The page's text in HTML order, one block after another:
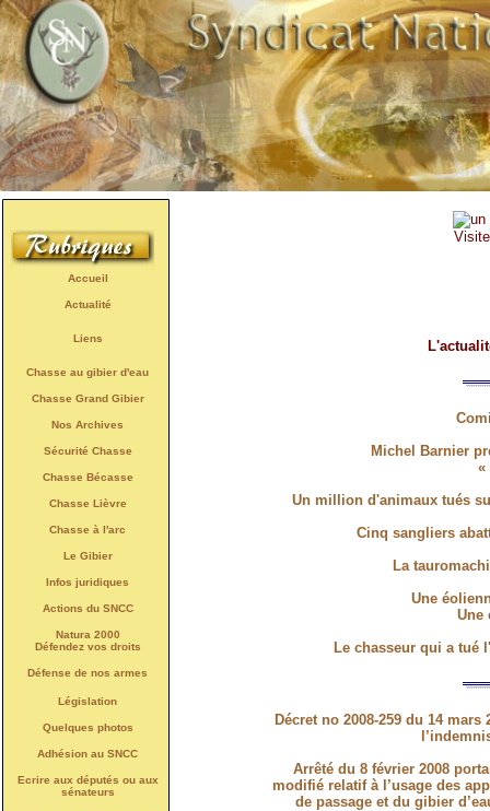
Accueil
Actualité
Liens
Chasse au gibier d'eau
Chasse Grand Gibier
Nos Archives
Sécurité Chasse
Chasse Bécasse
Chasse Lièvre
Chasse à l'arc
Le Gibier
Infos juridiques
Actions du SNCC
Natura 2000
Défendez vos droits
Défense de nos armes
Législation
Quelques photos
Adhésion au SNCC
Ecrire aux députés ou aux
sénateurs
Michel Barnier
«
Un million d'animaux tués
Cinq sangliers
La
Une
Une
Le chasseur qui a tué
Décret no 2008-259 du 14
Arrêté du 8 février 2008
modifié relatif à l’usage des
de passage et du gibier